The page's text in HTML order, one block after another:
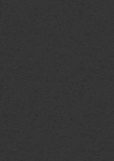
畓賣買文記)
買文記)
)
明文)
福 畓賣買文記)
買文記)
奴哲伊 畓賣買文記)
買文記)